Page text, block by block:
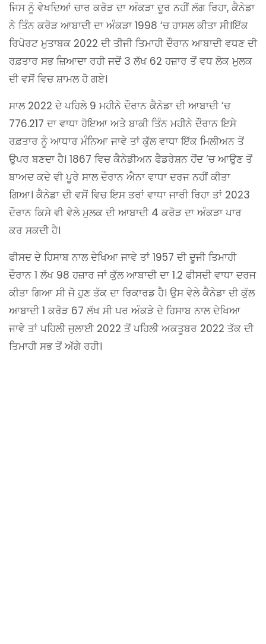
ਜਿਸ ਨੂੰ ਵੇਖਦਿਆਂ ਚਾਰ ਕਰੋੜ ਦਾ ਅੰਕੜਾ ਦੂਰ ਨਹੀਂ ਲੱਗ ਰਿਹਾ, ਕੈਨੇਡਾ
ਨੇ ਤਿੰਨ ਕਰੋੜ ਆਬਾਦੀ ਦਾ ਅੰਕੜਾ 1998 ‘ਚ ਹਾਸਲ ਕੀਤਾ ਸੀ।ਇੱਕ
ਰਿਪੋਰਟ ਮੁਤਾਬਕ 2022 ਦੀ ਤੀਜੀ ਤਿਮਾਹੀ ਦੌਰਾਨ ਆਬਾਦੀ ਵਧਣ ਦੀ
ਰਫ਼ਤਾਰ ਸਭ ਜ਼ਿਆਦਾ ਰਹੀ ਜਦੋਂ 3 ਲੱਖ 62 ਹਜ਼ਾਰ ਤੋਂ ਵਧ ਲੋਕ ਮੁਲਕ
ਦੀ ਵਸੋਂ ਵਿਚ ਸ਼ਾਮਲ ਹੋ ਗਏ।
ਸਾਲ 2022 ਦੇ ਪਹਿਲੇ 9 ਮਹੀਨੇ ਦੌਰਾਨ ਕੈਨੇਡਾ ਦੀ ਆਬਾਦੀ ‘ਚ
776.217 ਦਾ ਵਾਧਾ ਹੋਇਆ ਅਤੇ ਬਾਕੀ ਤਿੰਨ ਮਹੀਨੇ ਦੌਰਾਨ ਇਸੇ
ਰਫ਼ਤਾਰ ਨੂੰ ਆਧਾਰ ਮੰਨਿਆ ਜਾਵੇ ਤਾਂ ਕੁੱਲ ਵਾਧਾ ਇੱਕ ਮਿਲੀਅਨ ਤੋਂ
ਉਪਰ ਬਣਦਾ ਹੈ। 1867 ਵਿਚ ਕੈਨੇਡੀਅਨ ਫੈਡਰੇਸ਼ਨ ਹੋਂਦ ‘ਚ ਆਉਣ ਤੋਂ
ਬਾਅਦ ਕਦੇ ਵੀ ਪੂਰੇ ਸਾਲ ਦੌਰਾਨ ਐਨਾ ਵਾਧਾ ਦਰਜ ਨਹੀਂ ਕੀਤਾ
ਗਿਆ। ਕੈਨੇਡਾ ਦੀ ਵਸੋਂ ਵਿਚ ਇਸ ਤਰਾਂ ਵਾਧਾ ਜਾਰੀ ਰਿਹਾ ਤਾਂ 2023
ਦੌਰਾਨ ਕਿਸੇ ਵੀ ਵੇਲੇ ਮੁਲਕ ਦੀ ਆਬਾਦੀ 4 ਕਰੋੜ ਦਾ ਅੰਕੜਾ ਪਾਰ
ਕਰ ਸਕਦੀ ਹੈ।
ਫੀਸਦ ਦੇ ਹਿਸਾਬ ਨਾਲ ਦੇਖਿਆ ਜਾਵੇ ਤਾਂ 1957 ਦੀ ਦੂਜੀ ਤਿਮਾਹੀ
ਦੌਰਾਨ 1 ਲੱਖ 98 ਹਜ਼ਾਰ ਜਾਂ ਕੁੱਲ ਆਬਾਦੀ ਦਾ 1.2 ਫੀਸਦੀ ਵਾਧਾ ਦਰਜ
ਕੀਤਾ ਗਿਆ ਸੀ ਜੋ ਹੁਣ ਤੱਕ ਦਾ ਰਿਕਾਰਡ ਹੈ। ਉਸ ਵੇਲੇ ਕੈਨੇਡਾ ਦੀ ਕੁੱਲ
ਆਬਾਦੀ 1 ਕਰੋੜ 67 ਲੱਖ ਸੀ ਪਰ ਅੰਕੜੇ ਦੇ ਹਿਸਾਬ ਨਾਲ ਦੇਖਿਆ
ਜਾਵੇ ਤਾਂ ਪਹਿਲੀ ਜੁਲਾਈ 2022 ਤੋਂ ਪਹਿਲੀ ਅਕਤੂਬਰ 2022 ਤੱਕ ਦੀ
ਤਿਮਾਹੀ ਸਭ ਤੋਂ ਅੱਗੇ ਰਹੀ।